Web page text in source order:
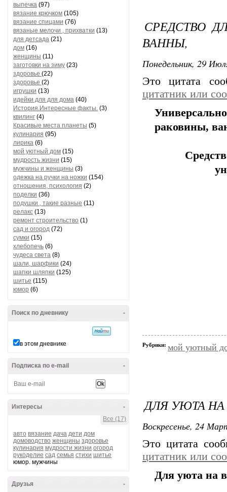
выпечка (97)
вязание крючком (105)
вязание спицами (76)
вязаные мелочи , прихватки (13)
для детсада (21)
дом (16)
женщины (11)
заготовки на зиму (23)
здоровье (22)
здоровье (2)
игрушки (13)
идейки для для дома (40)
История.Интересные факты. (3)
квилинг (4)
Красивые места планеты (5)
кулинария (95)
лирика (6)
мой уютный дом (15)
мудрость жизни (15)
мужчины и женщины (3)
одежка на ручки на ножки (154)
отношения, психология (2)
поделки (36)
подушки , такие разные (11)
релакс (13)
ремонт строительство (1)
сад и огород (72)
сумки (15)
хлебопечь (6)
чудеса света (8)
шали, шарфики (24)
шапки шляпки (125)
шитье (115)
юмор (6)
-
Поиск по дневнику
в этом дневнике
-
Подписка по e-mail
-
Интересы
Все (17)
авто вязание дача дети дом
домоводство женщины здоровье
кулинария мудрости жизни огород
рукоделие сад семья стихи шитье
юмор. мужчины
-
Друзья
СРЕДСТВО
ВАННЫ,
Понедельник, 29
Это цитата
цитатник или
раковины,
Рубрики: мой уютный
ДЛЯ УЮТА
Воскресенье, 24
Это цитата
цитатник или
Для уюта на